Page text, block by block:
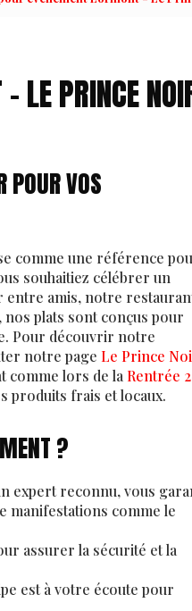
LE PRINCE
POUR VOS
comme une référence
souhaitiez célébrer un
entre amis, notre
nos plats sont conçus pour
Pour découvrir notre
notre page Le Prince
comme lors de la Rentrée
produits frais et locaux.
?
expert reconnu, vous
manifestations comme le
assurer la sécurité et la
est à votre écoute pour